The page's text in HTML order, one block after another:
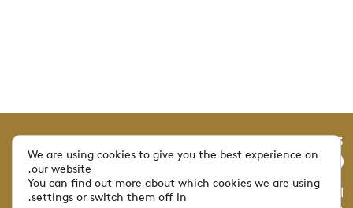
Mucivi © 2025 جميع حقوق النشر محفوظة.
الرسومات: NORRS | التصوير: باتريس شاييه | الويب:
We are using cookies to give you the best experience on
our website.
You can find out more about which cookies we are using
or switch them off in
settings
.